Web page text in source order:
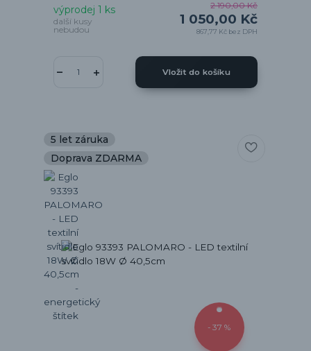
2 190,00 Kč
1 050,00 Kč
867,77 Kč bez DPH
výprodej 1 ks
další kusy
nebudou
Vložit do košíku
5 let záruka
Doprava ZDARMA
- 37 %